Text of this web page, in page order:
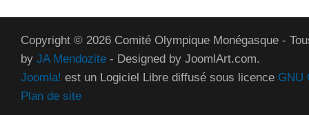
Copyright © 2026 Comité Olympique Monégasque -
by JA Mendozite - Designed by JoomlArt.com.
Joomla! est un Logiciel Libre diffusé sous licence GNU
Plan de site